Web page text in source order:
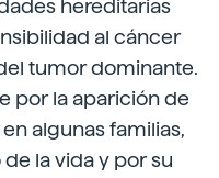
hereditarias
al cáncer
tumor dominante.
por la aparición de
algunas familias,
la vida y por su